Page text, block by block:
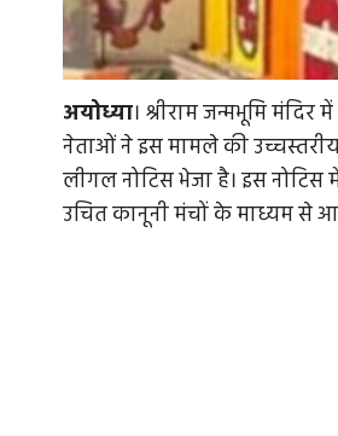
अयोध्या। श्रीराम जन्मभूमि
नेताओं ने इस मामले की
लीगल नोटिस भेजा है। इस
उचित कानूनी मंचों के माध्यम से